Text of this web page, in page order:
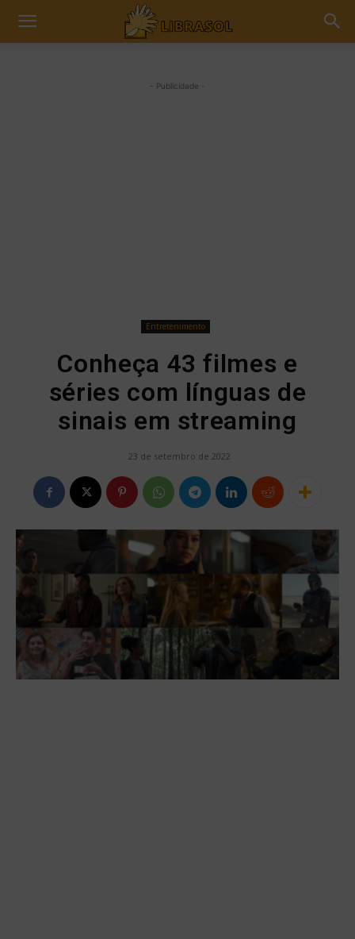
- Publicidade -
Entretenimento
Conheça 43 filmes e
séries com línguas de
sinais em streaming
23 de setembro de 2022